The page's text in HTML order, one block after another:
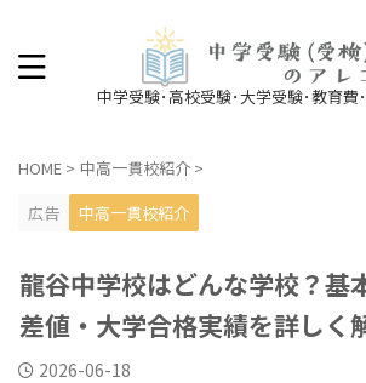
中学受験･高校受験･大学受験･教育費
HOME > 中高一貫校紹介 >
広告
中高一貫校紹介
龍谷中学校はどんな学校？基
差値・大学合格実績を詳しく
2026-06-18